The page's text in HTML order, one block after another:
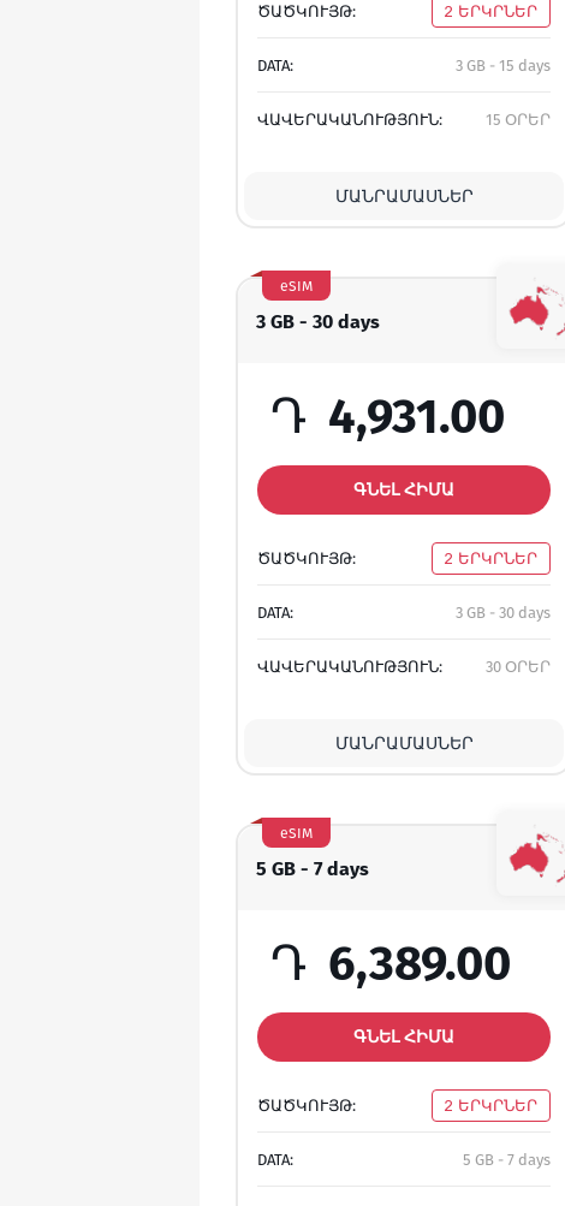
ԾԱԾԿՈՒՅԹ: 2 ԵՐԿՐՆԵՐ
DATA: 3 GB - 15 days
ՎԱՎԵՐԱԿԱՆՈՒԹՅՈՒՆ: 15 ՕՐԵՐ
ՄԱՆՐԱՄԱՍՆԵՐ
3 GB - 30 days
eSIM
Դ 4,931.00
ԳՆԵԼ ՀԻՄԱ
ԾԱԾԿՈՒՅԹ: 2 ԵՐԿՐՆԵՐ
DATA: 3 GB - 30 days
ՎԱՎԵՐԱԿԱՆՈՒԹՅՈՒՆ: 30 ՕՐԵՐ
ՄԱՆՐԱՄԱՍՆԵՐ
5 GB - 7 days
eSIM
Դ 6,389.00
ԳՆԵԼ ՀԻՄԱ
ԾԱԾԿՈՒՅԹ: 2 ԵՐԿՐՆԵՐ
DATA: 5 GB - 7 days